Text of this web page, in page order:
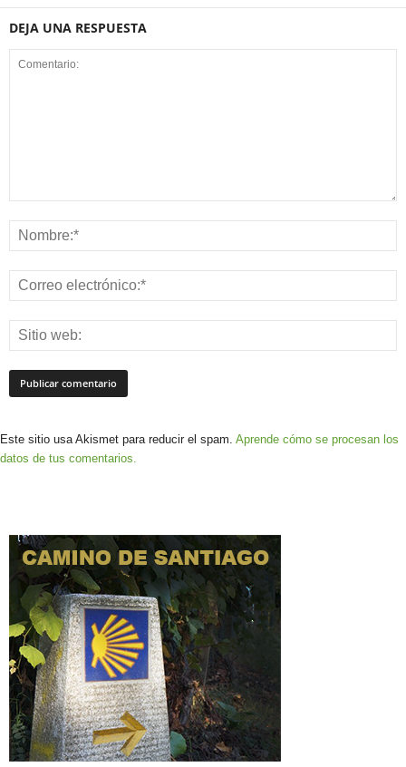
DEJA UNA RESPUESTA
Este sitio usa Akismet para reducir el spam. Aprende cómo se procesan los
datos de tus comentarios.